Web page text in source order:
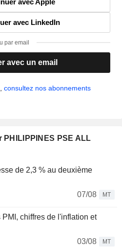
avec Apple
avec LinkedIn
par email
avec un email
consultez nos abonnements
PSE ALL
de 2,3 % au deuxième
07/08
MT
chiffres de l'inflation et
03/08
MT